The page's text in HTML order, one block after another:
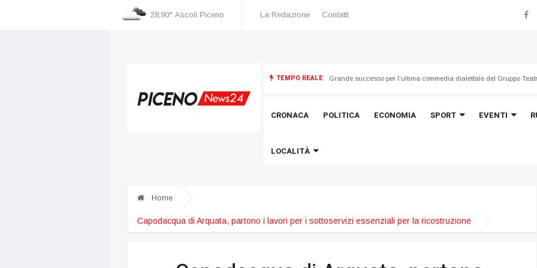
28,90° Ascoli Piceno La Redazione Contatti
TEMPO REALE
CRONACA POLITICA ECONOMIA SPORT EVENTI
LOCALITÀ
Home
Capodacqua di Arquata, partono i lavori per i sottoservizi essenziali per la ricostruzione